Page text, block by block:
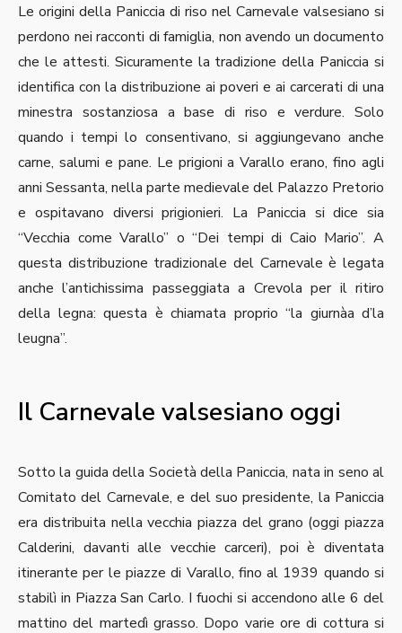
Le origini della Paniccia di riso nel Carnevale valsesiano si
perdono nei racconti di famiglia, non avendo un documento
che le attesti. Sicuramente la tradizione della Paniccia si
identifica con la distribuzione ai poveri e ai carcerati di una
minestra sostanziosa a base di riso e verdure. Solo
quando i tempi lo consentivano, si aggiungevano anche
carne, salumi e pane. Le prigioni a Varallo erano, fino agli
anni Sessanta, nella parte medievale del Palazzo Pretorio
e ospitavano diversi prigionieri. La Paniccia si dice sia
“Vecchia come Varallo” o “Dei tempi di Caio Mario”. A
questa distribuzione tradizionale del Carnevale è legata
anche l’antichissima passeggiata a Crevola per il ritiro
della legna: questa è chiamata proprio “la giurnàa d’la
leugna”.
Il Carnevale valsesiano oggi
Sotto la guida della Società della Paniccia, nata in seno al
Comitato del Carnevale, e del suo presidente, la Paniccia
era distribuita nella vecchia piazza del grano (oggi piazza
Calderini, davanti alle vecchie carceri), poi è diventata
itinerante per le piazze di Varallo, fino al 1939 quando si
stabilì in Piazza San Carlo. I fuochi si accendono alle 6 del
mattino del martedì grasso. Dopo varie ore di cottura si